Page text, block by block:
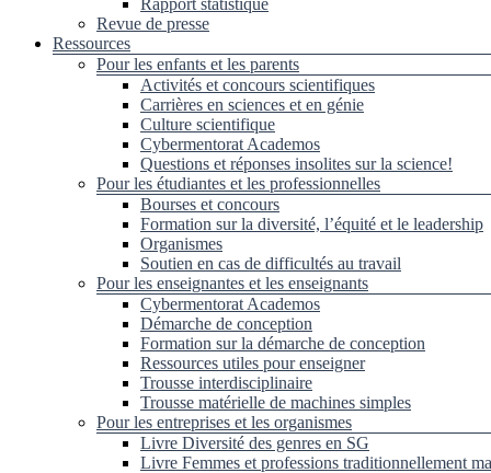
Rapport statistique
Revue de presse
Ressources
Pour les enfants et les parents
Activités et concours scientifiques
Carrières en sciences et en génie
Culture scientifique
Cybermentorat Academos
Questions et réponses insolites sur la science!
Pour les étudiantes et les professionnelles
Bourses et concours
Formation sur la diversité, l’équité et le leadership
Organismes
Soutien en cas de difficultés au travail
Pour les enseignantes et les enseignants
Cybermentorat Academos
Démarche de conception
Formation sur la démarche de conception
Ressources utiles pour enseigner
Trousse interdisciplinaire
Trousse matérielle de machines simples
Pour les entreprises et les organismes
Livre Diversité des genres en SG
Livre Femmes et professions traditionnellement